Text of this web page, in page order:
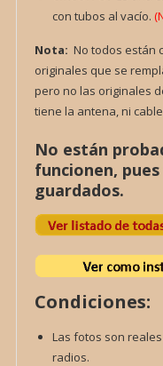
con tubos al vacío.
Nota: No todos están
originales que se
pero no las originales
tiene la antena, ni
No están
funcionen,
guardados.
Condiciones:
Las fotos son
radios.